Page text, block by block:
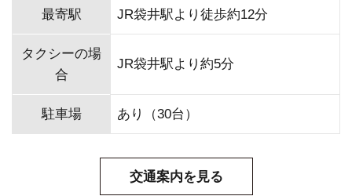
最寄駅 JR袋井駅より徒歩約12分
タクシーの場
合
JR袋井駅より約5分
駐車場 あり（30台）
交通案内を見る